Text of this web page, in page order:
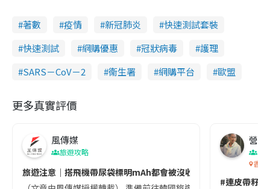
著數 疫情 新冠肺炎
快速測試套裝
快速測試
網購優惠 冠狀病毒
護理
SARS－CoV－2
衞生署 網購平台 歐盟
更多真實評價
風傳媒
旅遊攻略
旅遊注意｜搭飛機帶尿袋標明mAh都會被沒收😱出發前切記檢查
營養
香港
#連皮帶籽